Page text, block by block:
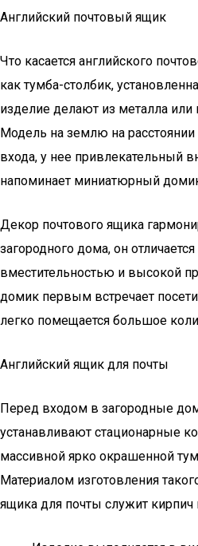
Английский почтовый ящик
Что касается английского
как тумба-столбик,
изделие делают из металла
Модель на землю на
входа, у нее привлекательный
напоминает миниатюрный
Декор почтового ящика
загородного дома, он
вместительностью и высокой
домик первым встречает
легко помещается большое
Английский ящик для почты
Перед входом в загородные
устанавливают стационарные
массивной ярко окрашенной
Материалом изготовления
ящика для почты служит кирпич